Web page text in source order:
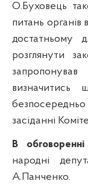
О.Буховець
питань органів
достатньому
розглянути
визначитись
засіданні
В
народні
А.Панченко.